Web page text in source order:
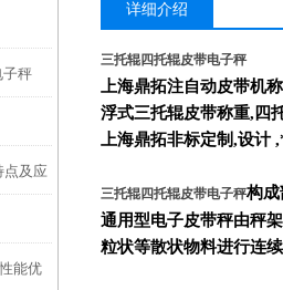
子秤
点及应
能优
详细介绍
三托辊四托辊皮带电子秤
上海鼎拓注自动皮带机
浮式三托辊皮带称重,四
上海鼎拓非标定制,设计
三托辊四托辊皮带电子秤构
通用型电子皮带秤由秤
粒状等散状物料进行连